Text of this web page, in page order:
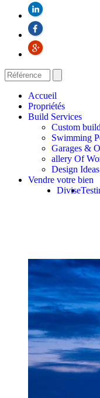
Accueil
Propriétés
Build Services
Custom
Swimming
Garages &
allery Of
Design Ideas
Vendre votre bien
Divise